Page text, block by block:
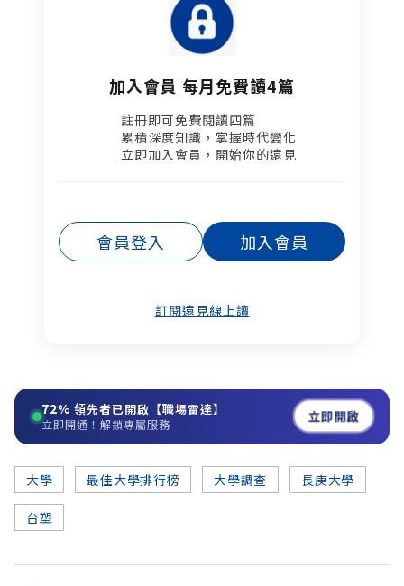
加入會員 每月免費讀4篇
註冊即可免費閱讀四篇​
累積深度知識，掌握時代變化​
立即加入會員，開始你的遠見
會員登入 加入會員
訂閱遠見線上讀
72% 領先者已開啟【職場雷達】
立即開通！解鎖專屬服務 立即開啟
大學 最佳大學排行榜 大學調查 長庚大學
台塑